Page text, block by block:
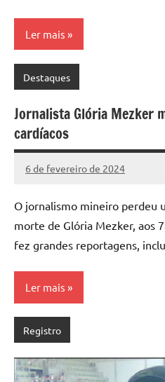
Ler mais
Destaques
Jornalista Glória Mezker
cardíacos
6 de fevereiro de 2024
Assessoria
Nenhum
O jornalismo mineiro perdeu
morte de Glória Mezker, aos
fez grandes reportagens,
Ler mais
Registro